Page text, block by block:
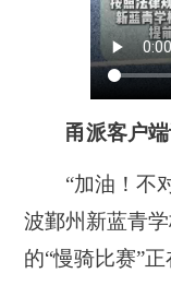
甬派客户
“加油！不对
波鄞州新蓝青
的“慢骑比赛”正